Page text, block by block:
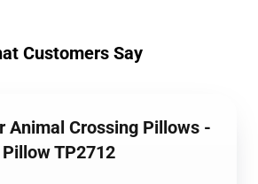
Customers Say
Animal Crossing Pillows -
TP2712